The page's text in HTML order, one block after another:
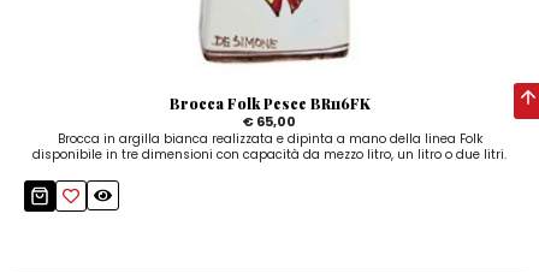
Brocca Folk Pesce BR116FK
€ 65,00
Brocca in argilla bianca realizzata e dipinta a mano della linea Folk
disponibile in tre dimensioni con capacità da mezzo litro, un litro o due litri.